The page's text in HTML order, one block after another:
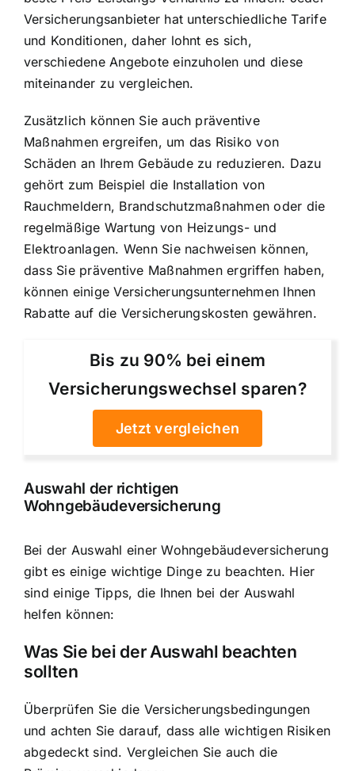
Versicherungsanbieter hat unterschiedliche Tarife
und Konditionen, daher lohnt es sich,
verschiedene Angebote einzuholen und diese
miteinander zu vergleichen.
Zusätzlich können Sie auch präventive
Maßnahmen ergreifen, um das Risiko von
Schäden an Ihrem Gebäude zu reduzieren. Dazu
gehört zum Beispiel die Installation von
Rauchmeldern, Brandschutzmaßnahmen oder die
regelmäßige Wartung von Heizungs- und
Elektroanlagen. Wenn Sie nachweisen können,
dass Sie präventive Maßnahmen ergriffen haben,
können einige Versicherungsunternehmen Ihnen
Rabatte auf die Versicherungskosten gewähren.
Bis zu 90% bei einem
Versicherungswechsel sparen?
Jetzt vergleichen
Auswahl der richtigen
Wohngebäudeversicherung
Bei der Auswahl einer Wohngebäudeversicherung
gibt es einige wichtige Dinge zu beachten. Hier
sind einige Tipps, die Ihnen bei der Auswahl
helfen können:
Was Sie bei der Auswahl beachten
sollten
Überprüfen Sie die Versicherungsbedingungen
und achten Sie darauf, dass alle wichtigen Risiken
abgedeckt sind. Vergleichen Sie auch die